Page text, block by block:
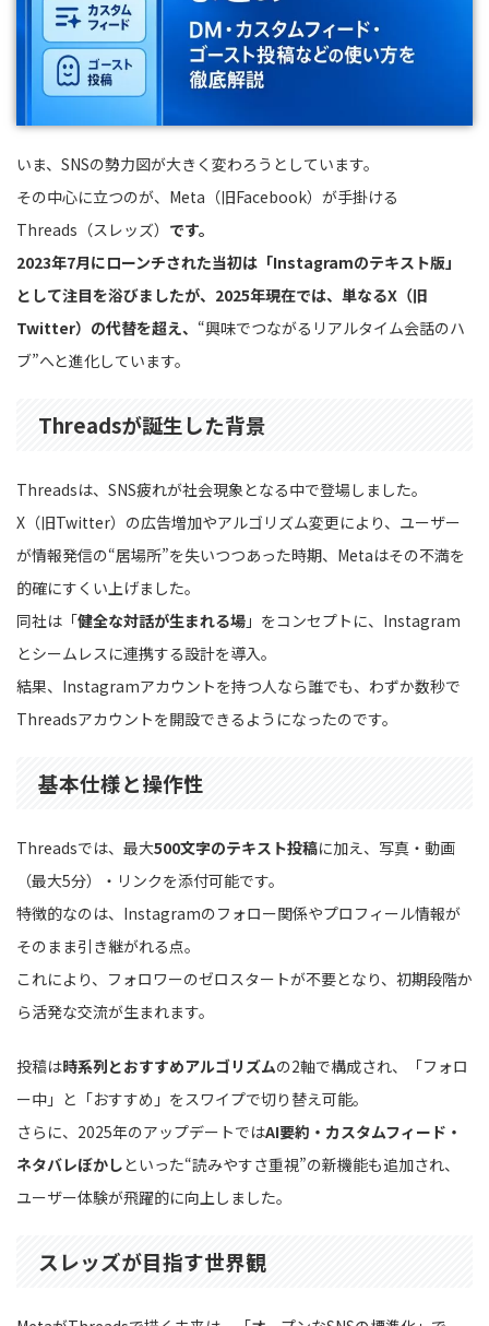
いま、SNSの勢力図が大きく変わろうとしています。
その中心に立つのが、Meta（旧Facebook）が手掛ける
Threads（スレッズ） です。
2023年7月にローンチされた当初は「Instagramのテキスト版」
として注目を浴びましたが、2025年現在では、単なるX（旧
Twitter）の代替を超え、 “興味でつながるリアルタイム会話のハ
ブ”へと進化しています。
Threadsが誕生した背景
Threadsは、SNS疲れが社会現象となる中で登場しました。
X（旧Twitter）の広告増加やアルゴリズム変更により、ユーザー
が情報発信の“居場所”を失いつつあった時期、Metaはその不満を
的確にすくい上げました。
同社は「健全な対話が生まれる場 」をコンセプトに、Instagram
とシームレスに連携する設計を導入。
結果、Instagramアカウントを持つ人なら誰でも、わずか数秒で
Threadsアカウントを開設できるようになったのです。
基本仕様と操作性
Threadsでは、最大500文字のテキスト投稿に加え、写真・動画
（最大5分）・リンクを添付可能です。
特徴的なのは、Instagramのフォロー関係やプロフィール情報が
そのまま引き継がれる点。
これにより、フォロワーのゼロスタートが不要となり、初期段階か
ら活発な交流が生まれます。
投稿は時系列とおすすめアルゴリズムの2軸で構成され、「フォロ
ー中」と「おすすめ」をスワイプで切り替え可能。
さらに、2025年のアップデートではAI要約・カスタムフィード・
ネタバレぼかしといった“読みやすさ重視”の新機能も追加され、
ユーザー体験が飛躍的に向上しました。
スレッズが目指す世界観